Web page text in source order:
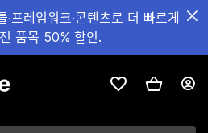
프레임워크·콘텐츠로 더 빠르게
품목 50% 할인.